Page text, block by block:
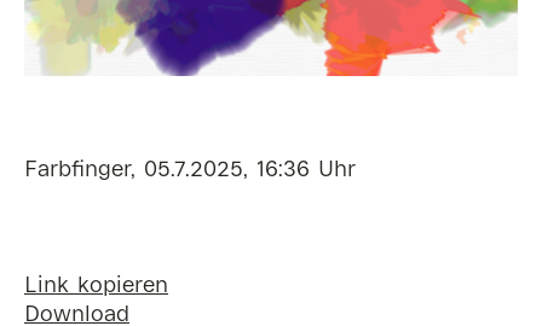
Farbfinger, 05.7.2025, 16:36 Uhr
Link kopieren
Download